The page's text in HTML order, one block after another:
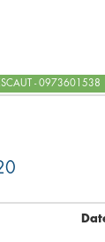
- 0973601538